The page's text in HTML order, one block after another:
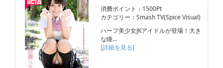
消費ポイント：1500Pt
カテゴリー：Smash TV(Spice Visual)
ハーフ美少女JKアイドルが登場！大き
な瞳…
[詳細を見る]